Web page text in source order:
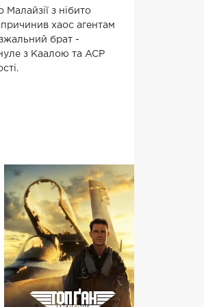
Малайзії з нібито
хаос агентам
брат -
з Каалою та ACP